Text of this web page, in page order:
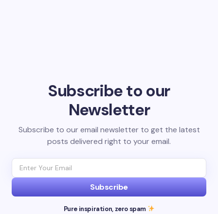
Subscribe to our
Newsletter
Subscribe to our email newsletter to get the latest
posts delivered right to your email.
Subscribe
Pure inspiration, zero spam